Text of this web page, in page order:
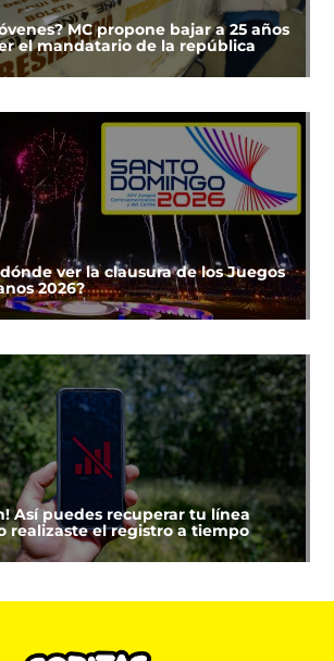
MC propone bajar a 25 años
el mandatario de la república
ver la clausura de los Juegos
2026?
Así puedes recuperar tu línea
realizaste el registro a tiempo